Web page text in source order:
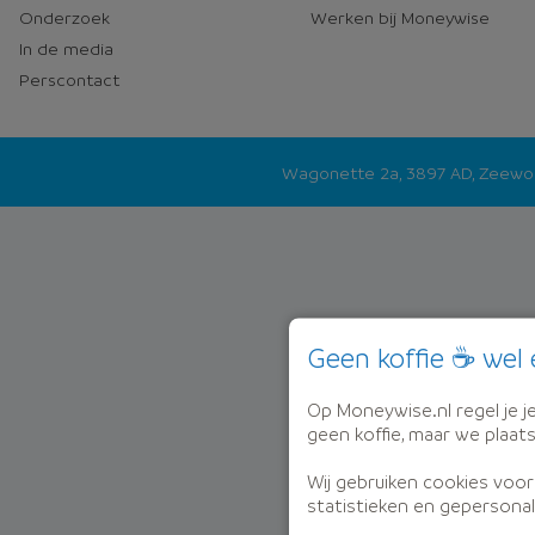
Onderzoek
In de media
Perscontact
Werken bij Moneywise
Wagonette 2a, 3897 AD,
Geen koffie ☕
Op Moneywise.nl regel je
geen koffie, maar we
Wij gebruiken cookies
statistieken en